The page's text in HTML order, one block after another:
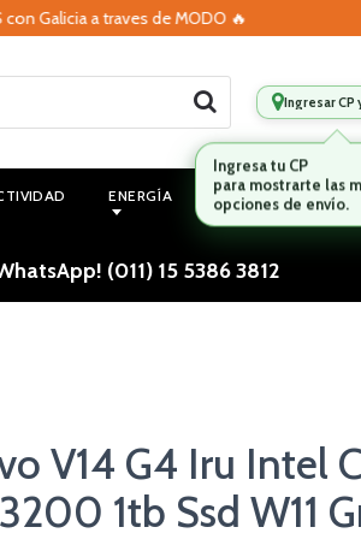
a traves de MODO 🔥 🔥
Ingresar CP
ENERGÍA MONITORES
(011) 15 5386 3812
V14 G4 Iru Intel
1tb Ssd W11